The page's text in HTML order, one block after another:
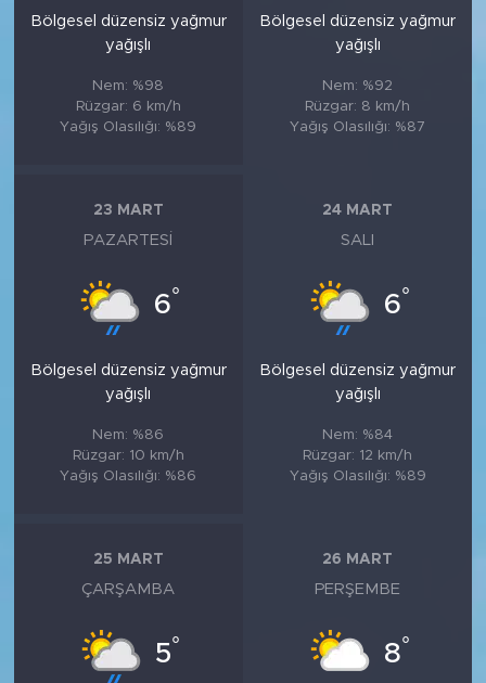
Bölgesel düzensiz yağmur
yağışlı
Nem: %98
Rüzgar: 6 km/h
Yağış Olasılığı: %89
Bölgesel düzensiz yağmur
yağışlı
Nem: %92
Rüzgar: 8 km/h
Yağış Olasılığı: %87
23 MART
PAZARTESI
6°
Bölgesel düzensiz yağmur
yağışlı
Nem: %86
Rüzgar: 10 km/h
Yağış Olasılığı: %86
24 MART
SALI
6°
Bölgesel düzensiz yağmur
yağışlı
Nem: %84
Rüzgar: 12 km/h
Yağış Olasılığı: %89
25 MART
ÇARŞAMBA
5°
26 MART
PERŞEMBE
8°